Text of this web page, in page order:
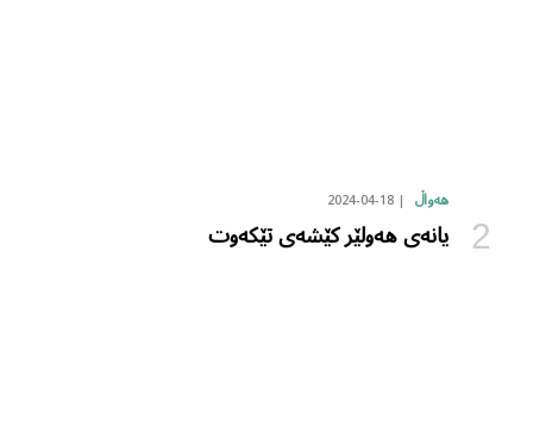
هەواڵ 2024-04-18
یانەی هەولێر کێشەی تێکەوت